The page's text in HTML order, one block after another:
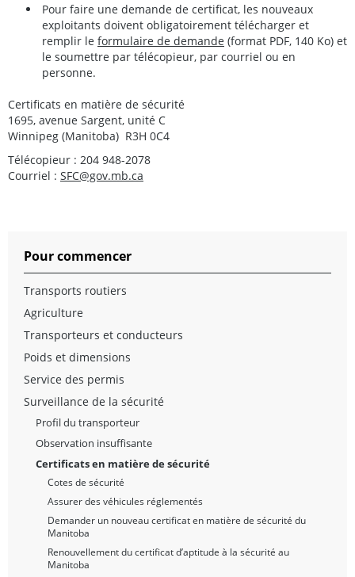
Pour faire une demande de certificat, les nouveaux
exploitants doivent obligatoirement télécharger et
remplir le formulaire de demande (format PDF, 140 Ko) et
le soumettre par télécopieur, par courriel ou en
personne.
Certificats en matière de sécurité
1695, avenue Sargent, unité C
Winnipeg (Manitoba) R3H 0C4
Télécopieur : 204 948-2078
Courriel : SFC@gov.mb.ca
Pour commencer
Transports routiers
Agriculture
Transporteurs et conducteurs
Poids et dimensions
Service des permis
Surveillance de la sécurité
Profil du transporteur
Observation insuffisante
Certificats en matière de sécurité
Cotes de sécurité
Assurer des véhicules réglementés
Demander un nouveau certificat en matière de sécurité du
Manitoba
Renouvellement du certificat d’aptitude à la sécurité au
Manitoba